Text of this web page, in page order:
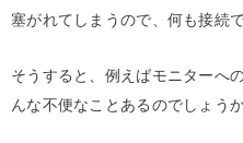
塞がれてしまうので、何も接続
そうすると、例えばモニターへ
んな不便なことあるのでしょうか